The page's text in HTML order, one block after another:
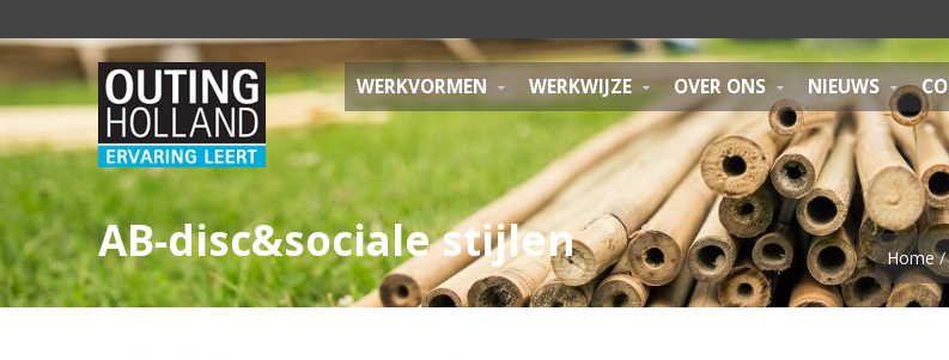
WERKVORMEN WERKWIJZE OVER ONS NIEUWS
AB-disc&sociale stijlen Home/